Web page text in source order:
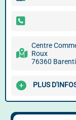
Centre
Roux
76360
PLUS